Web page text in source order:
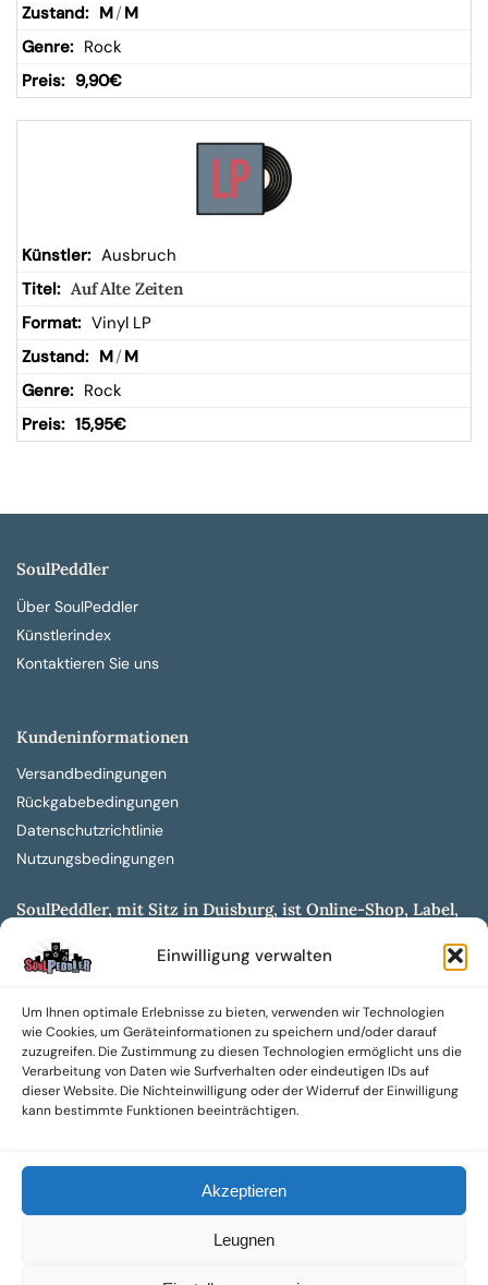
Einwilligung verwalten
Um Ihnen optimale Erlebnisse zu bieten, verwenden wir Technologien
wie Cookies, um Geräteinformationen zu speichern und/oder darauf
zuzugreifen. Die Zustimmung zu diesen Technologien ermöglicht uns die
Verarbeitung von Daten wie Surfverhalten oder eindeutigen IDs auf
dieser Website. Die Nichteinwilligung oder der Widerruf der Einwilligung
kann bestimmte Funktionen beeinträchtigen.
Akzeptieren
Leugnen
M/ M
Rock
9,90€
Ausbruch
Auf Alte Zeiten
Vinyl LP
M/ M
Rock
15,95€
SoulPeddler
Über SoulPeddler
Künstlerindex
Kontaktieren Sie uns
Kundeninformationen
Versandbedingungen
Rückgabebedingungen
Datenschutzrichtlinie
Nutzungsbedingungen
SoulPeddler, mit Sitz in Duisburg, ist Online-Shop, Label,
entwickelt aus dem SoulPeddler Vinyl-Presswerk und
Wir bieten eine breite Auswahl an sowohl hochgradig
sammelwürdigen als auch Mainstream-Titeln und -Formaten auf
Vinyl, CD und weiteren Medien.
Sowohl neue als auch gebrauchte, nach Zustand bewertete
Wir setzen uns leidenschaftlich für unabhängige Künstler und
Labels ein und bieten hochwertige, maßgeschneiderte Lösungen
aus über 30 Jahren Erfahrung in der Musikindustrie.
SoulPeddler Mailorder, Records & Vinyl Production – DUBOX –